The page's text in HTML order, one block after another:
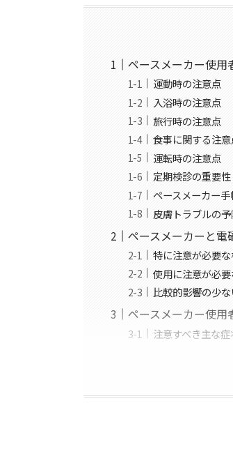
ペースメーカー使用
運動時の注意点
入浴時の注意点
旅行時の注意点
食事に関する注
運転時の注意点
定期検診の重要性
ペースメーカー
皮膚トラブルの
ペースメーカーと
特に注意が必要
使用に注意が必
比較的影響の少
ペースメーカー使用
注意すべき主な症